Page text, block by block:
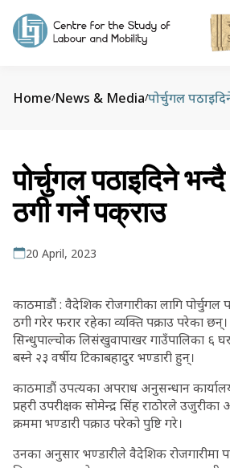
Home/News & Media/
पोर्चुगल पठाइदिने
ठगी गर्ने पक्राउ
20 April, 2023
काठमाडौं : वैदेशिक रोजगारीका लागि
ठगी गरेर फरार रहेका व्यक्ति पक्राउ परेका छन्।
सिन्धुपाल्चोक लिसंखुवापाखर गाउँपालिका ६
बस्ने २३ वर्षीय टिकाबहादुर भण्डारी हुन्।
काठमाडौं उपत्यका अपराध अनुसन्धान
प्रहरी उपरीक्षक सोमेन्द्र सिंह राठोरले
क्रममा भण्डारी पक्राउ परेको पुष्टि गरे।
उनका अनुसार भण्डारीले वैदेशिक रोजगारीमा